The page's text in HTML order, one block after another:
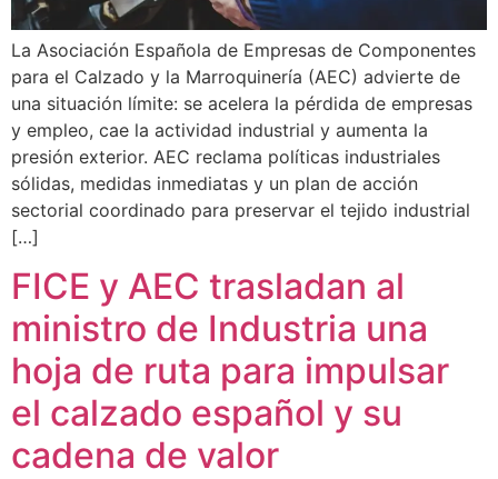
La Asociación Española de Empresas de Componentes
para el Calzado y la Marroquinería (AEC) advierte de
una situación límite: se acelera la pérdida de empresas
y empleo, cae la actividad industrial y aumenta la
presión exterior. AEC reclama políticas industriales
sólidas, medidas inmediatas y un plan de acción
sectorial coordinado para preservar el tejido industrial
[…]
FICE y AEC trasladan al
ministro de Industria una
hoja de ruta para impulsar
el calzado español y su
cadena de valor